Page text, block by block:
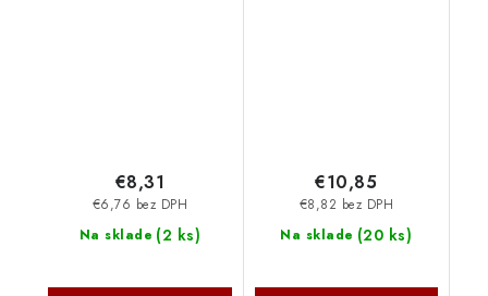
Na sklade (2 ks)
€6,76 bez DPH
€8,31
Na sklade (20 ks)
€8,82 bez DPH
€10,85